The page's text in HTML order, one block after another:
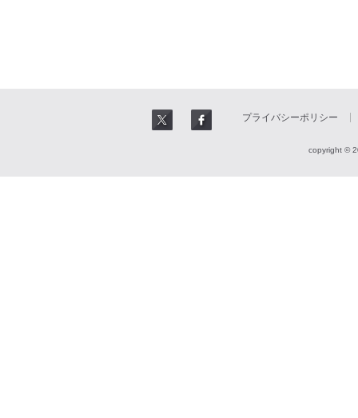
プライバシーポリシー
copyright ©